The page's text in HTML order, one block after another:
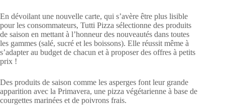
En dévoilant une nouvelle carte, qui s’avère être plus lisible
pour les consommateurs, Tutti Pizza sélectionne des produits
de saison en mettant à l’honneur des nouveautés dans toutes
les gammes (salé, sucré et les boissons). Elle réussit même à
s’adapter au budget de chacun et à proposer des offres à petits
prix !
Des produits de saison comme les asperges font leur grande
apparition avec la Primavera, une pizza végétarienne à base de
courgettes marinées et de poivrons frais.